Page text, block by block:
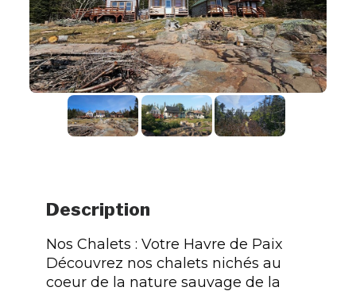
Description
Nos Chalets : Votre Havre de Paix​
Découvrez nos chalets nichés au
coeur de la nature sauvage de la